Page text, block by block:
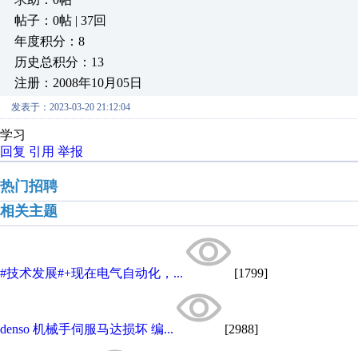
帖子：0帖 | 37回
年度积分：8
历史总积分：13
注册：2008年10月05日
发表于：2023-03-20 21:12:04
学习
回复 引用 举报
热门招聘
相关主题
#技术发展#+现在电气自动化，... [1799]
denso 机械手伺服马达损坏 编... [2988]